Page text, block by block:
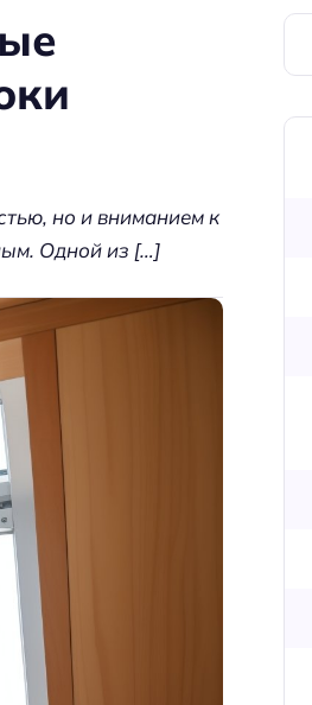
но и вниманием к
Одной из […]